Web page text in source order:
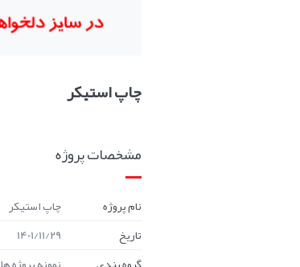
چاپ استیکر
مشخصات پروژه
نام پروژه
چاپ استیکر
تاریخ
1401/11/29